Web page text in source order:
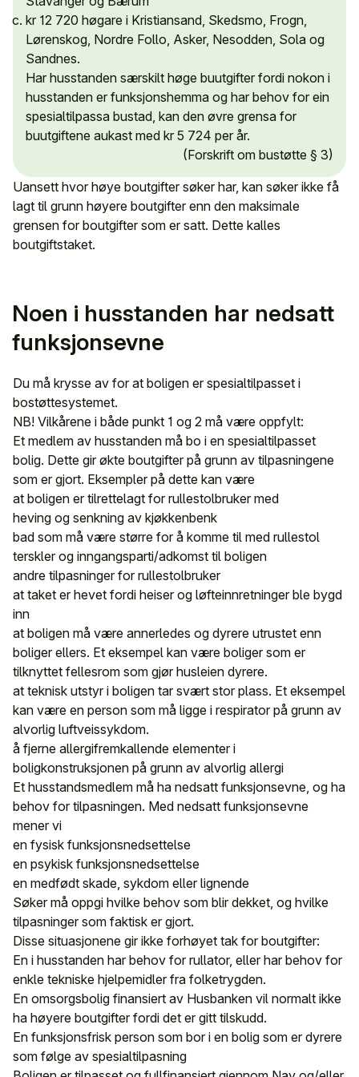
kr 12 720 høgare i Kristiansand, Skedsmo, Frogn,
Lørenskog, Nordre Follo, Asker, Nesodden, Sola og
Sandnes.
Har husstanden særskilt høge buutgifter fordi nokon i
husstanden er funksjonshemma og har behov for ein
spesialtilpassa bustad, kan den øvre grensa for
buutgiftene aukast med kr 5 724 per år.
(Forskrift om bustøtte § 3)
Uansett hvor høye boutgifter søker har, kan søker ikke få
lagt til grunn høyere boutgifter enn den maksimale
grensen for boutgifter som er satt. Dette kalles
boutgiftstaket.
Noen i husstanden har nedsatt
funksjonsevne
Du må krysse av for at boligen er spesialtilpasset i
bostøttesystemet.
NB! Vilkårene i både punkt 1 og 2 må være oppfylt:
Et medlem av husstanden må bo i en spesialtilpasset
bolig. Dette gir økte boutgifter på grunn av tilpasningene
som er gjort. Eksempler på dette kan være
at boligen er tilrettelagt for rullestolbruker med
heving og senkning av kjøkkenbenk
bad som må være større for å komme til med rullestol
terskler og inngangsparti/adkomst til boligen
andre tilpasninger for rullestolbruker
at taket er hevet fordi heiser og løfteinnretninger ble bygd
inn
at boligen må være annerledes og dyrere utrustet enn
boliger ellers. Et eksempel kan være boliger som er
tilknyttet fellesrom som gjør husleien dyrere.
at teknisk utstyr i boligen tar svært stor plass. Et eksempel
kan være en person som må ligge i respirator på grunn av
alvorlig luftveissykdom.
å fjerne allergifremkallende elementer i
boligkonstruksjonen på grunn av alvorlig allergi
Et husstandsmedlem må ha nedsatt funksjonsevne, og ha
behov for tilpasningen. Med nedsatt funksjonsevne
mener vi
en fysisk funksjonsnedsettelse
en psykisk funksjonsnedsettelse
en medfødt skade, sykdom eller lignende
Søker må oppgi hvilke behov som blir dekket, og hvilke
tilpasninger som faktisk er gjort.
Disse situasjonene gir ikke forhøyet tak for boutgifter:
En i husstanden har behov for rullator, eller har behov for
enkle tekniske hjelpemidler fra folketrygden.
En omsorgsbolig finansiert av Husbanken vil normalt ikke
ha høyere boutgifter fordi det er gitt tilskudd.
En funksjonsfrisk person som bor i en bolig som er dyrere
som følge av spesialtilpasning